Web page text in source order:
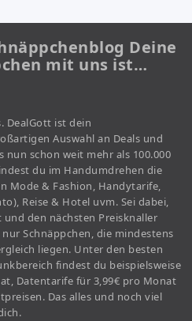
Deine
mit uns ist…
DealGott ist dein
Auswahl an Deals und
nun schon weit mehr als 100.000
du im Handumdrehen die
Mode & Fashion, Handytarife,
Reise & Hotel uvm. Sei dabei,
den nächsten Preisknaller
Schnäppchen, die mindestens
liegen. Unter den besten
findest du beispielsweise
Datentarife für 3,99€ pro Monat
Das alles und noch viel